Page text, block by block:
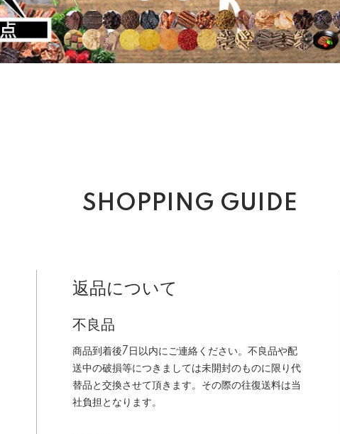
SHOPPING GUIDE
返品について
不良品
商品到着後7日以内にご連絡ください。不良品や配
送中の破損等につきましては未開封のものに限り代
替品と交換させて頂きます。その際の往復送料は当
社負担となります。